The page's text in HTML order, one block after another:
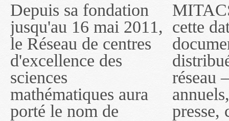
Depuis sa fondation
jusqu'au 16 mai 2011,
le Réseau de centres
d'excellence des
sciences
mathématiques aura
porté le nom de
MITACS inc. Jusqu'à
cette date, les
documents publiés ou
distribués par ce
réseau — rapports
annuels, coupures de
presse, communiqués
— l'auront désigné
sous le nom de
MITACS inc. À
compter du 16 mai
2011, toutefois, le
réseau portera le nom